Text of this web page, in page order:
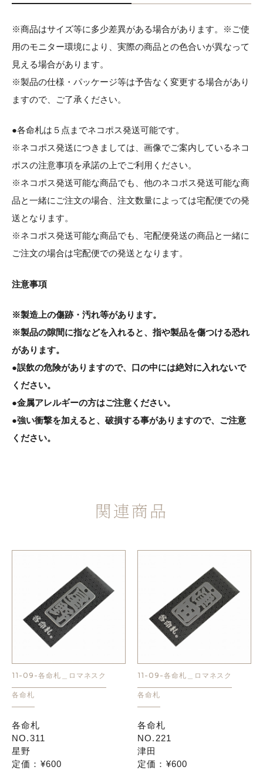
※商品はサイズ等に多少差異がある場合があります。※ご使
用のモニター環境により、実際の商品との色合いが異なって
見える場合があります。
※製品の仕様・パッケージ等は予告なく変更する場合があり
ますので、ご了承ください。
●各命札は５点までネコポス発送可能です。
※ネコポス発送につきましては、画像でご案内しているネコ
ポスの注意事項を承諾の上でご利用ください。
※ネコポス発送可能な商品でも、他のネコポス発送可能な商
品と一緒にご注文の場合、注文数量によっては宅配便での発
送となります。
※ネコポス発送可能な商品でも、宅配便発送の商品と一緒に
ご注文の場合は宅配便での発送となります。
注意事項
※製造上の傷跡・汚れ等があります。
※製品の隙間に指などを入れると、指や製品を傷つける恐れ
があります。
●誤飲の危険がありますので、口の中には絶対に入れないで
ください。
●金属アレルギーの方はご注意ください。
●強い衝撃を加えると、破損する事がありますので、ご注意
ください。
関連商品
11-09-各命札＿ロマネスク
各命札
各命札
NO.311
星野
定価：¥600
11-09-各命札＿ロマネスク
各命札
各命札
NO.221
津田
定価：¥600